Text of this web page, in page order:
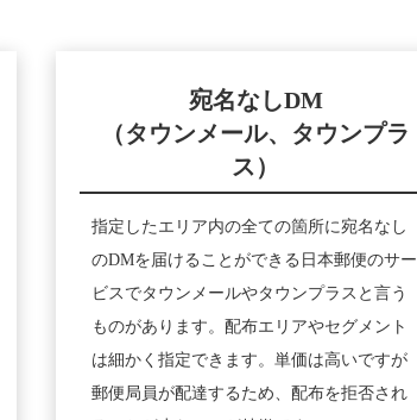
宛名なしDM
（タウンメール、タウンプラ
ス）
指定したエリア内の全ての箇所に宛名なし
のDMを届けることができる日本郵便のサー
ビスでタウンメールやタウンプラスと言う
ものがあります。配布エリアやセグメント
は細かく指定できます。単価は高いですが
郵便局員が配達するため、配布を拒否され